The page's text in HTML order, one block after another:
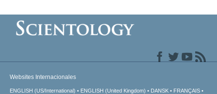
Websites Internacionales
ENGLISH (US/International) ENGLISH (United Kingdom) DANSK FRANÇAIS